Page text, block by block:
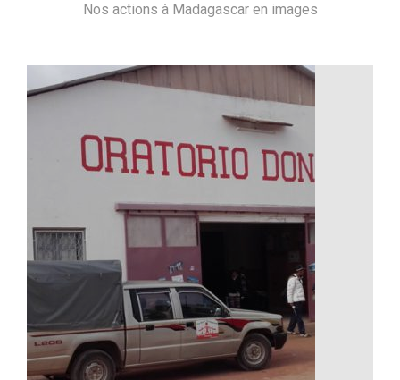
Nos actions à Madagascar en images